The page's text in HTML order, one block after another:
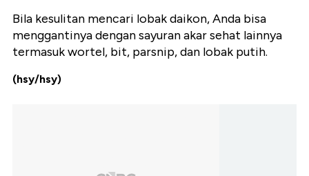
Bila kesulitan mencari lobak daikon, Anda bisa
menggantinya dengan sayuran akar sehat lainnya
termasuk wortel, bit, parsnip, dan lobak putih.
(hsy/hsy)